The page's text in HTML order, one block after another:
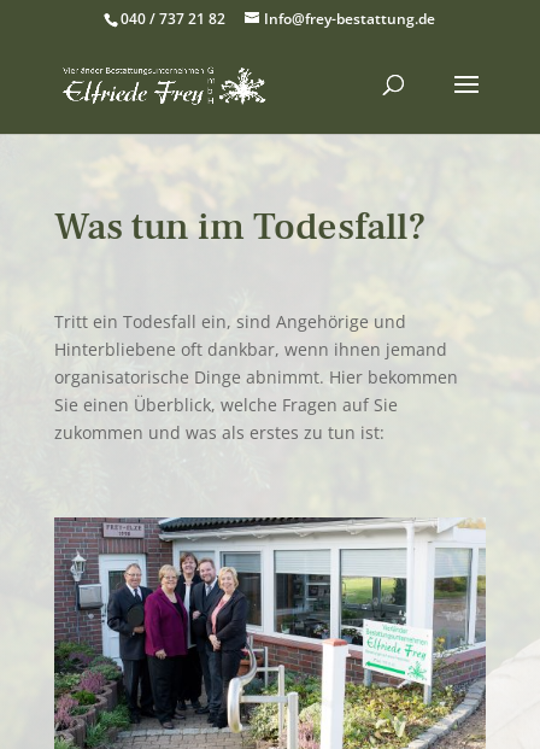
040 / 737 21 82 Info@frey-bestattung.de
Was tun im Todesfall?
Tritt ein Todesfall ein, sind Angehörige und
Hinterbliebene oft dankbar, wenn ihnen jemand
organisatorische Dinge abnimmt. Hier bekommen
Sie einen Überblick, welche Fragen auf Sie
zukommen und was als erstes zu tun ist: